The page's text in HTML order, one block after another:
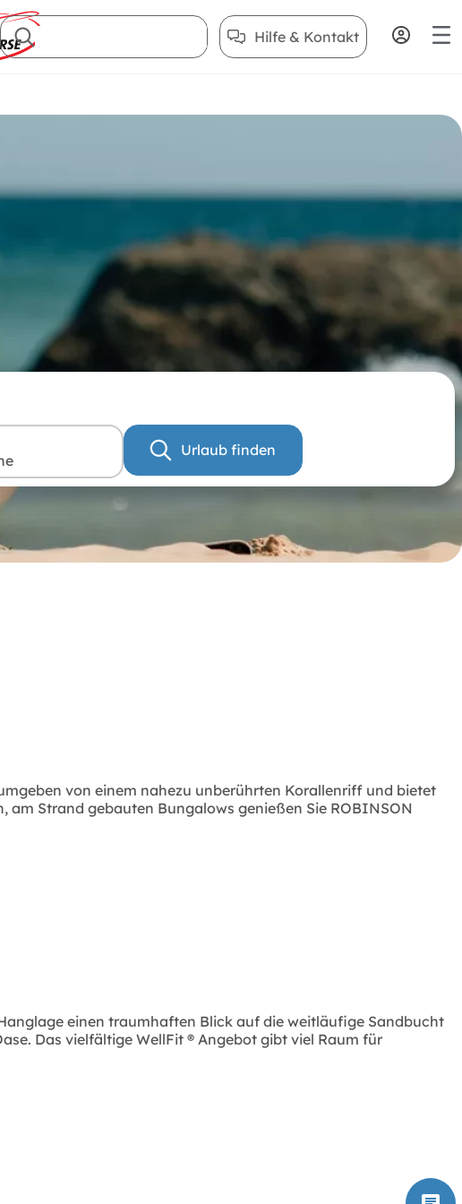
Hilfe & Kontakt
Urlaub finden
von einem nahezu unberührten Korallenriff und bietet
Strand gebauten Bungalows genießen Sie ROBINSON
einen traumhaften Blick auf die weitläufige Sandbucht
Das vielfältige WellFit ® Angebot gibt viel Raum für